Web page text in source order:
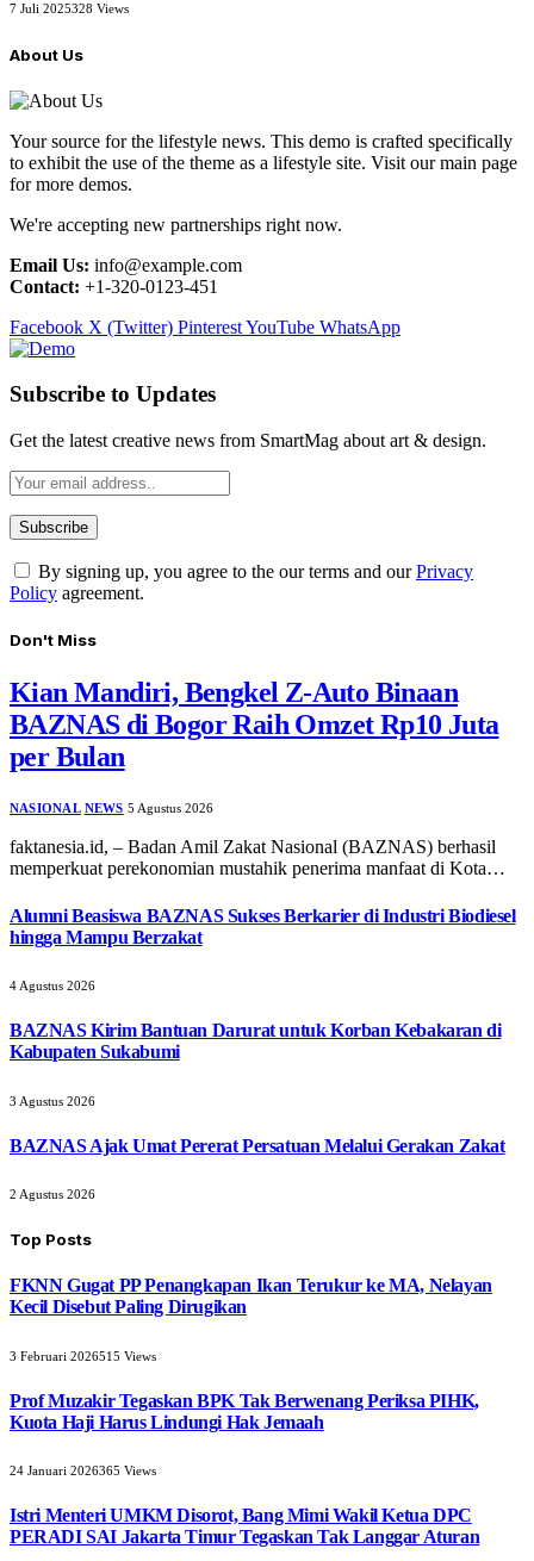
7 Juli 2025328 Views
About Us
Your source for the lifestyle news. This demo is crafted specifically
to exhibit the use of the theme as a lifestyle site. Visit our main page
for more demos.
We're accepting new partnerships right now.
Email Us: info@example.com
Contact: +1-320-0123-451
Facebook X (Twitter) PinterestYouTube WhatsApp
Subscribe to Updates
Get the latest creative news from SmartMag about art & design.
By signing up, you agree to the our terms and ourPrivacy
Policy agreement.
Don't Miss
Kian Mandiri, Bengkel Z-Auto Binaan
BAZNAS di Bogor Raih Omzet Rp10 Juta
per Bulan
NASIONAL NEWS 5 Agustus 2026
faktanesia.id, – ​Badan Amil Zakat Nasional (BAZNAS) berhasil
memperkuat perekonomian mustahik penerima manfaat di Kota…
Alumni Beasiswa BAZNAS Sukses Berkarier di Industri Biodiesel
hingga Mampu Berzakat
4 Agustus 2026
BAZNAS Kirim Bantuan Darurat untuk Korban Kebakaran di
Kabupaten Sukabumi
3 Agustus 2026
BAZNAS Ajak Umat Pererat Persatuan Melalui Gerakan Zakat
2 Agustus 2026
Top Posts
FKNN Gugat PP Penangkapan Ikan Terukur ke MA, Nelayan
Kecil Disebut Paling Dirugikan
3 Februari 2026515 Views
Prof Muzakir Tegaskan BPK Tak Berwenang Periksa PIHK,
Kuota Haji Harus Lindungi Hak Jemaah
24 Januari 2026365 Views
Istri Menteri UMKM Disorot, Bang Mimi Wakil Ketua DPC
PERADI SAI Jakarta Timur Tegaskan Tak Langgar Aturan